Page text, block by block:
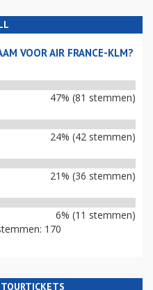
VOOR AIR FRANCE-KLM?
47% (81 stemmen)
24% (42 stemmen)
21% (36 stemmen)
6% (11 stemmen)
170